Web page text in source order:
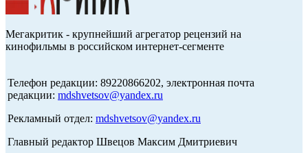
Мегакритик - крупнейший агрегатор рецензий на
кинофильмы в российском интернет-сегменте
Телефон редакции: 89220866202, электронная почта
редакции: mdshvetsov@yandex.ru
Рекламный отдел: mdshvetsov@yandex.ru
Главный редактор Швецов Максим Дмитриевич